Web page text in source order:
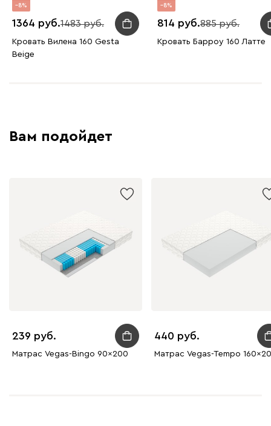
8
1364 1483
Кровать Вилена 160 Gesta
Beige
8
814 885
Кровать Барроу 160 Латте
Вам подойдет
239
Матрас Vegas-Bingo 90x200
440
Матрас Vegas-Tempo